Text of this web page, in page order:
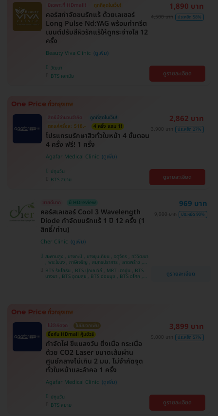
มีเฉพาะที่ HDmall! ถูกที่สุดในเว็บ!
คอร์สกำจัดขนรักแร้ ด้วยเลเซอร์
Long Pulse Nd:YAG พร้อมทำทรีต
เมนต์ปรับสีผิวรักแร้ให้ดูกระจ่างใส 12
ครั้ง
Beauty Viva Clinic
วัฒนา
BTS เอกมัย
1,890 บาท
4,500 บาท ประหยัด 58%
ดูรายละเอียด
สิทธิ์มีจำนวนจำกัด
ถูกที่สุดในเว็บ!
ตกแค่ครั้งละ 518.-
4 ครั้ง แถม 1!
โปรแกรมรักษาสิวทั่วใบหน้า 4 ขั้นตอน
4 ครั้ง ฟรี! 1 ครั้ง
Agafar Medical Clinic
ปทุมวัน
BTS สยาม
2,862 บาท
3,900 บาท ประหยัด 27%
ดูรายละเอียด
ขายดีมาก มี HDreview
คอร์สเลเซอร์ Cool 3 Wavelength
Diode กำจัดขนรักแร้ 1 ปี 12 ครั้ง (1
สิทธิ์/ท่าน)
Cher Clinic
สะพานสูง , บางกะปิ , บางขุนเทียน , จตุจักร , ทวีวัฒนา
, พระโขนง , ภาษีเจริญ , สมุทรปราการ , ลาดพร้าว ,
ประเวศ , บางซื่อ , บางนา , คันนายาว , ลาดกระบัง ,
ราชเทวี , คลองเตย , ปทุมวัน , บางแค
BTS รัชโยธิน , BTS ปุณณวิถี , MRT เตาปูน , BTS
บางนา , BTS อุดมสุข , BTS อ่อนนุช , BTS อโศก ,
969 บาท
9,900 บาท ประหยัด 90%
ดูรายละเอียด
ไม่จำกัดจุด
ไม่มีบวกเพิ่ม
ซื้อกับ HDmall คุ้มชัวร์
กำจัดไฝ ขี้แมลงวัน ติ่งเนื้อ กระเนื้อ
ด้วย CO2 Laser ขนาดเส้นผ่าน
ศูนย์กลางไม่เกิน 2 มม. ไม่จำกัดจุด
ทั่วใบหน้าและลำคอ 1 ครั้ง
Agafar Medical Clinic
ปทุมวัน
BTS สยาม
3,899 บาท
9,000 บาท ประหยัด 57%
ดูรายละเอียด